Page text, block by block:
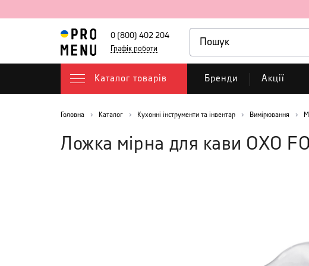
0 (800) 402 204
Графік роботи
Каталог товарів Бренди Акції
Головна Каталог Кухонні інструменти та інвентар Вимірювання
Ложка мірна для кави OXO